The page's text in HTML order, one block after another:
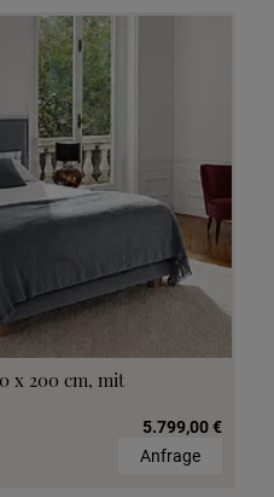
x 200 cm, mit
5.799,00 €
Anfrage